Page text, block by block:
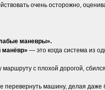
очень осторожно,
маневры».
— это когда система из
с плохой дорогой, сбился
перевернуть машину, делая